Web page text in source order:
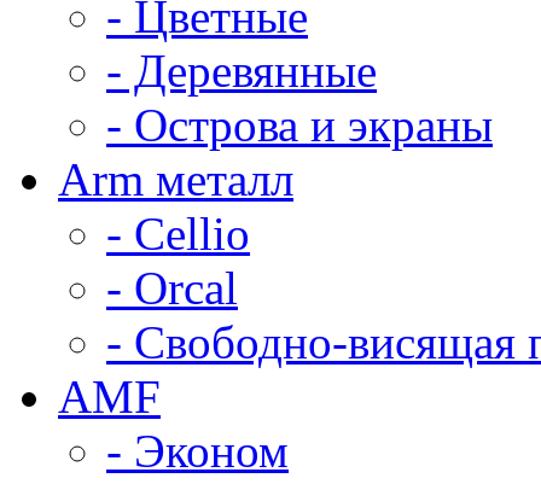
- Цветные
- Деревянные
- Острова и экраны
Arm металл
- Cellio
- Orcal
- Свободно-висящая
AMF
- Эконом